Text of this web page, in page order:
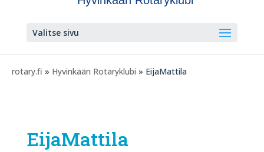
Valitse sivu
rotary.fi » Hyvinkään Rotaryklubi » EijaMattila
EijaMattila